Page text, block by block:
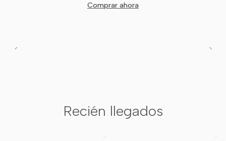
Comprar ahora
Recién llegados